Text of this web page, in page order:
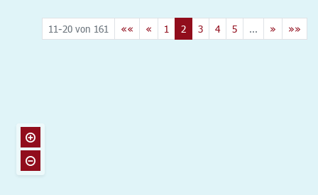
11-20 von 161 «« « 1 2 3 4 5 ... » »»